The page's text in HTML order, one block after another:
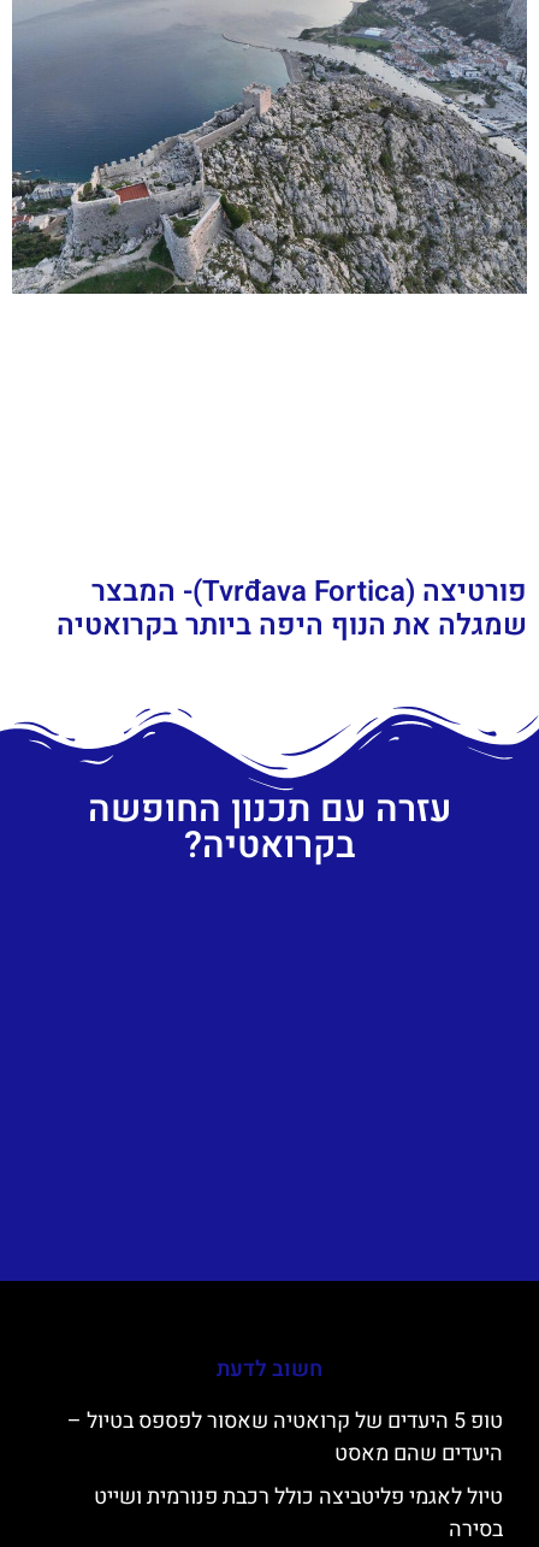
פורטיצה (Tvrđava Fortica)- המבצר
שמגלה את הנוף היפה ביותר בקרואטיה
עזרה עם תכנון החופשה
בקרואטיה?
חשוב לדעת
טופ 5 היעדים של קרואטיה שאסור לפספס בטיול –
היעדים שהם מאסט
טיול לאגמי פליטביצה כולל רכבת פנורמית ושייט
בסירה